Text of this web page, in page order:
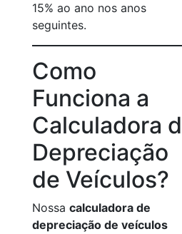
15% ao ano nos anos
seguintes.
Como
Funciona a
Calculadora
Depreciação
de Veículos?
Nossa calculadora de
depreciação de veículos